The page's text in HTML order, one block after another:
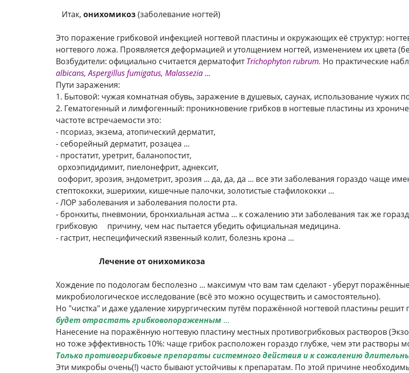
Итак, онихомикоз(заболевание ногтей)
Это поражение грибковой инфекцией ногтевой пластины и окружающих её структур:
ногтевого ложа. Проявляется деформацией и утолщением ногтей, изменением их цвета
Возбудители: официально считается дерматофитTrichophyton rubrum. Но практические
albicans, Aspergillus fumigatus, Malassezia ...
Пути заражения:
1. Бытовой: чужая комнатная обувь, заражение в душевых, саунах, использование чужих
2. Гематогенный и лимфогенный: проникновение грибков в ногтевые пластины из
частоте встречаемости это:
- псориаз, экзема, атопический дерматит,
- себорейный дерматит, розацеа ...
- простатит, уретрит, баланопостит,
орхоэпидидимит, пиелонефрит, аднексит,
оофорит, эрозия, эндометрит, эрозия ... да, да, да ... все эти заболевания гораздо чаще
стептококки, эшерихии, кишечные палочки, золотистые стафилококки ...
- ЛОР заболевания и заболевания полости рта.
- бронхиты, пневмонии, бронхиальная астма ... к сожалению эти заболевания так же
грибковую причину, чем нас пытается убедить официальная медицина.
- гастрит, неспецифический язвенный колит, болезнь крона ...
Лечение от онихомикоза
Хождение по подологам бесполезно ... максимум что вам там сделают - уберут
микробиологическое исследование (всё это можно осуществить и самостоятельно).
Но "чистка" и даже удаление хирургическим путём поражённой ногтевой пластины
будет отрастать грибковопораженным ...
Нанесение на поражённую ногтевую пластину местных противогрибковых растворов
но тоже эффективность 10%: чаще грибок расположен гораздо глубже, чем эти растворы
Только противогрибковые препараты системного действия и к сожалению
Эти микробы очень(!) часто бывают устойчивы к препаратам. По этой причине